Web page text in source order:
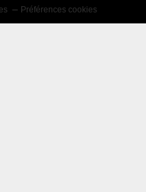
Préférences cookies